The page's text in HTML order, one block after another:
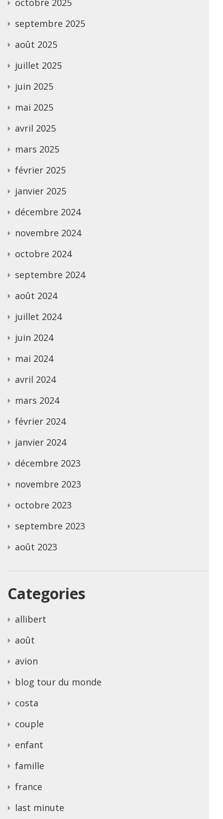
septembre 2025
août 2025
juillet 2025
juin 2025
mai 2025
avril 2025
mars 2025
février 2025
janvier 2025
décembre 2024
novembre 2024
octobre 2024
septembre 2024
août 2024
juillet 2024
juin 2024
mai 2024
avril 2024
mars 2024
février 2024
janvier 2024
décembre 2023
novembre 2023
octobre 2023
septembre 2023
août 2023
Categories
allibert
août
avion
blog tour du monde
costa
couple
enfant
famille
france
last minute